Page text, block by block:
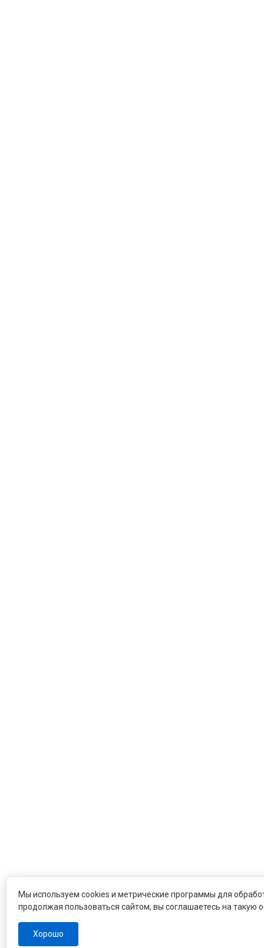
Мы используем cookies и метрические программы для
продолжая пользоваться сайтом, вы соглашаетесь на такую
Хорошо